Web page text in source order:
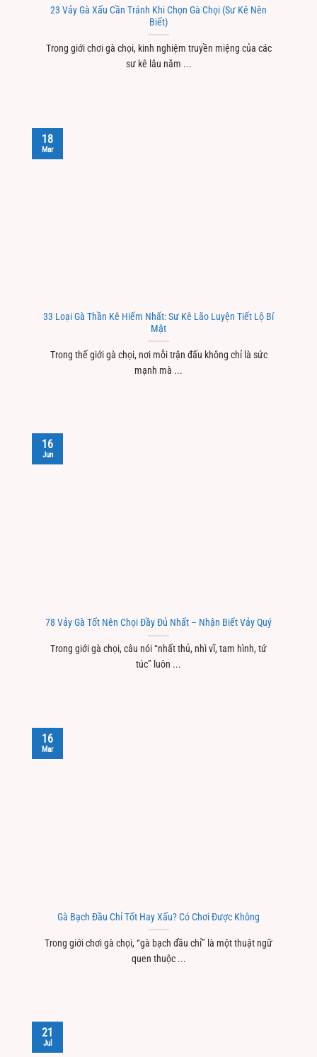
23 Vảy Gà Xấu Cần Tránh Khi Chọn Gà Chọi (Sư Kê Nên
Biết)
Trong giới chơi gà chọi, kinh nghiệm truyền miệng của các
sư kê lâu năm ...
33 Loại Gà Thần Kê Hiếm Nhất: Sư Kê Lão Luyện Tiết Lộ Bí
Mật
Trong thế giới gà chọi, nơi mỗi trận đấu không chỉ là sức
mạnh mà ...
18
Mar
78 Vảy Gà Tốt Nên Chọi Đầy Đủ Nhất – Nhận Biết Vảy Quý
Trong giới gà chọi, câu nói “nhất thủ, nhì vĩ, tam hình, tứ
túc” luôn ...
16
Jun
Gà Bạch Đầu Chỉ Tốt Hay Xấu? Có Chơi Được Không
Trong giới chơi gà chọi, “gà bạch đầu chỉ” là một thuật ngữ
quen thuộc ...
16
Mar
21
Jul